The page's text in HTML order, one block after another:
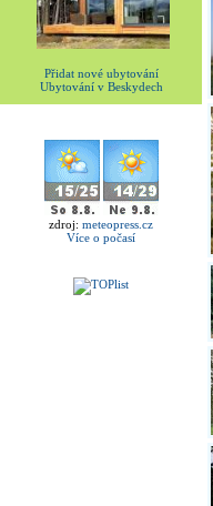
Přidat nové ubytování
Ubytování v Beskydech
zdroj: meteopress.cz
Více o počasí